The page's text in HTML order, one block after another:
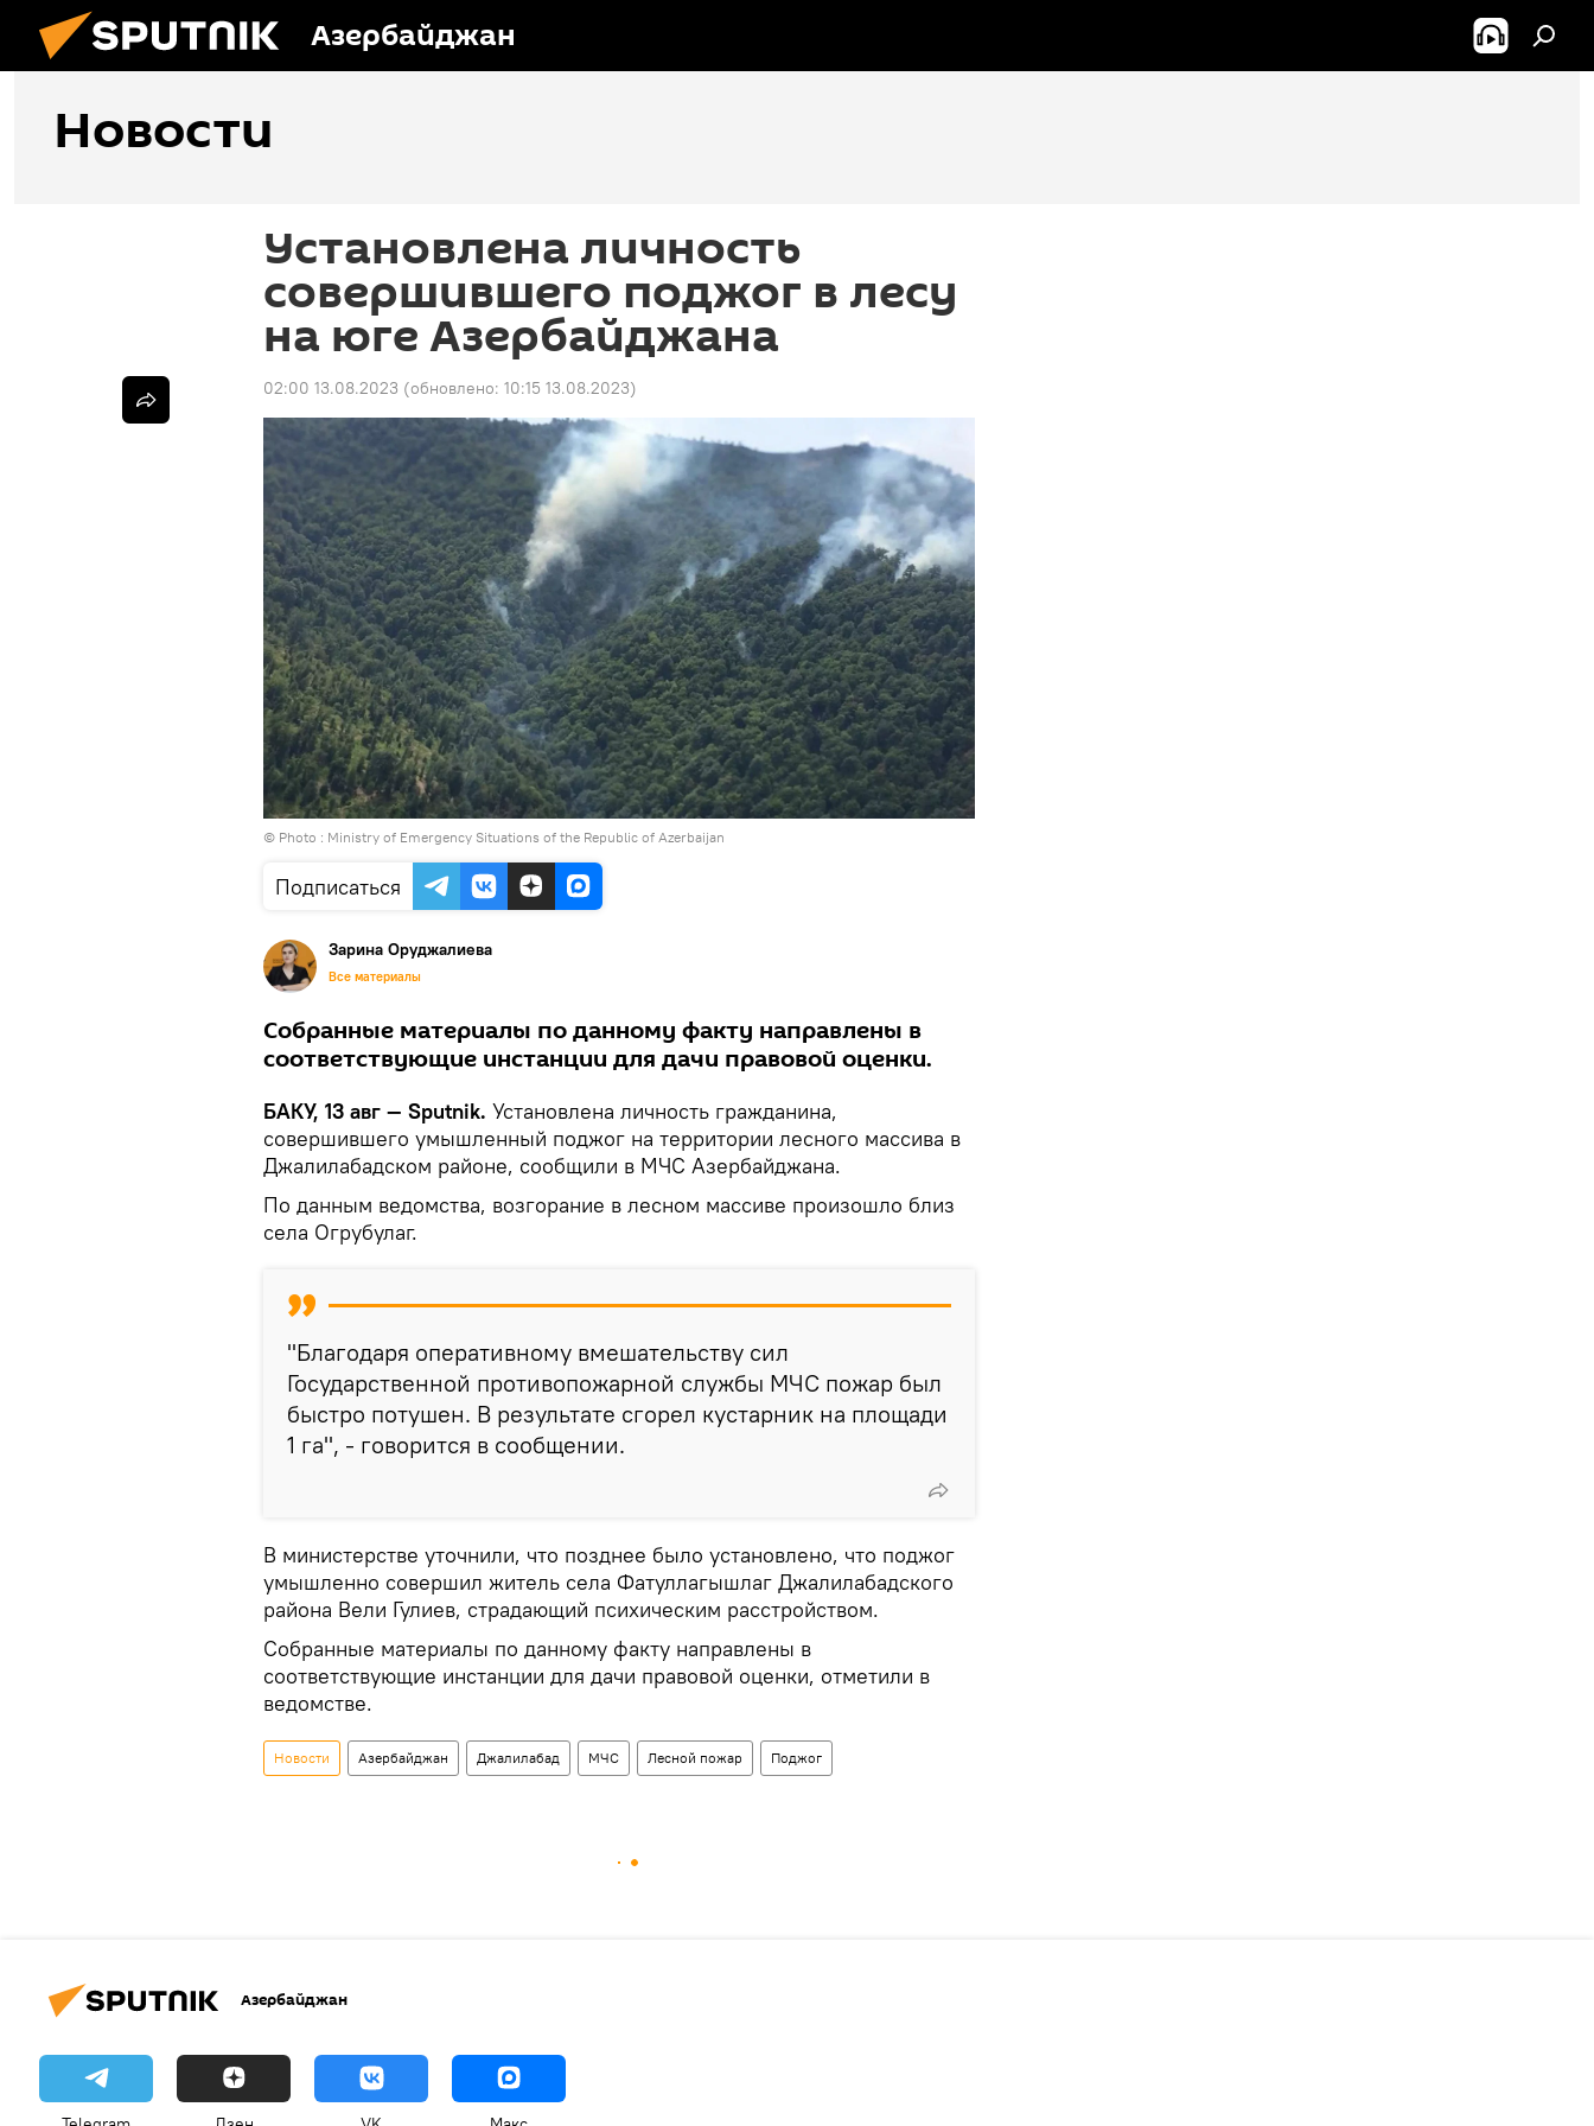
Азербайджан
Новости
Установлена личность
совершившего поджог в лесу
на юге Азербайджана
02:00 13.08.2023 (обновлено: 10:15 13.08.2023)
© Photo : Ministry of Emergency Situations of the Republic of Azerbaijan
Подписаться
Зарина Оруджалиева
Все материалы
Собранные материалы по данному факту направлены в
соответствующие инстанции для дачи правовой оценки.
БАКУ, 13 авг — Sputnik. Установлена личность гражданина,
совершившего умышленный поджог на территории лесного массива в
Джалилабадском районе, сообщили в МЧС Азербайджана.
По данным ведомства, возгорание в лесном массиве произошло близ
села Огрубулаг.
"Благодаря оперативному вмешательству сил
Государственной противопожарной службы МЧС пожар был
быстро потушен. В результате сгорел кустарник на площади
1 га", - говорится в сообщении.
В министерстве уточнили, что позднее было установлено, что поджог
умышленно совершил житель села Фатуллагышлаг Джалилабадского
района Вели Гулиев, страдающий психическим расстройством.
Собранные материалы по данному факту направлены в
соответствующие инстанции для дачи правовой оценки, отметили в
ведомстве.
Новости Азербайджан Джалилабад МЧС Лесной пожар Поджог
Азербайджан